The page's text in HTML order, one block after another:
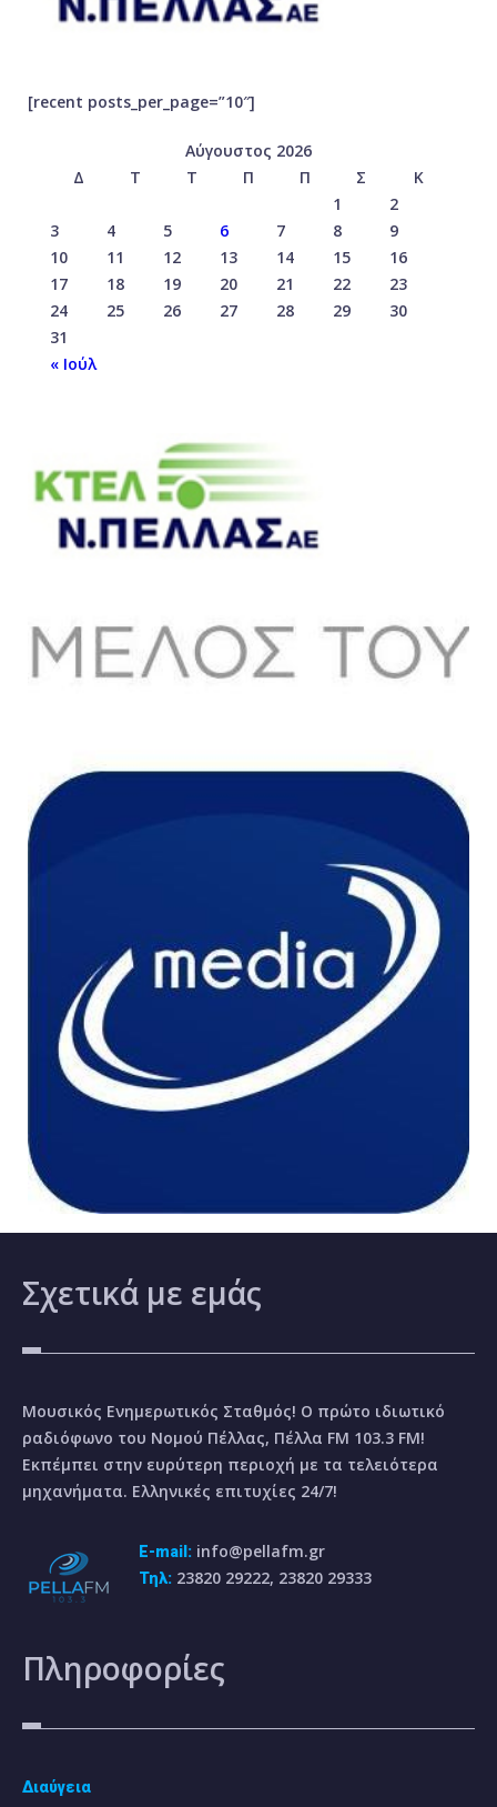
[recent posts_per_page=”10″]
Αύγουστος 2026
Δ
Τ Τ Π Π Σ
Κ
1
2
3
4 5 6 7 8
9
10
11 12 13 14 15
16
17
18 19 20 21 22
23
24
25 26 27 28 29
30
31
« Ιούλ
Σχετικά με εμάς
Μουσικός Ενημερωτικός Σταθμός! Ο πρώτο ιδιωτικό
ραδιόφωνο του Νομού Πέλλας, Πέλλα FM 103.3 FM!
Εκπέμπει στην ευρύτερη περιοχή με τα τελειότερα
μηχανήματα. Ελληνικές επιτυχίες 24/7!
E-mail: info@pellafm.gr
Τηλ: 23820 29222, 23820 29333
Πληροφορίες
Διαύγεια